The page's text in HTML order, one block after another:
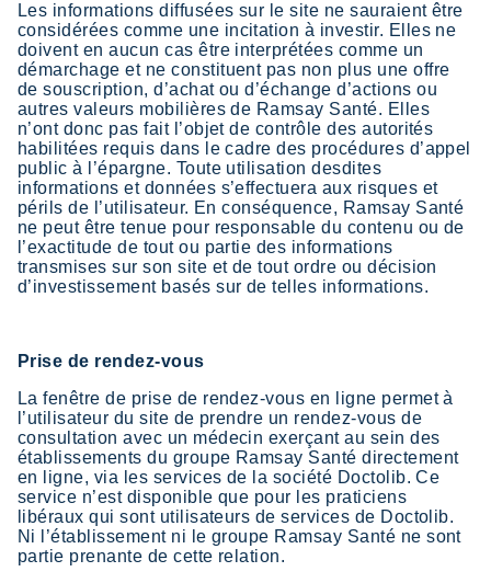
Les informations diffusées sur le site ne sauraient être
considérées comme une incitation à investir. Elles ne
doivent en aucun cas être interprétées comme un
démarchage et ne constituent pas non plus une offre
de souscription, d’achat ou d’échange d’actions ou
autres valeurs mobilières de Ramsay Santé. Elles
n’ont donc pas fait l’objet de contrôle des autorités
habilitées requis dans le cadre des procédures d’appel
public à l’épargne. Toute utilisation desdites
informations et données s’effectuera aux risques et
périls de l’utilisateur. En conséquence, Ramsay Santé
ne peut être tenue pour responsable du contenu ou de
l’exactitude de tout ou partie des informations
transmises sur son site et de tout ordre ou décision
d’investissement basés sur de telles informations.
Prise de rendez-vous
La fenêtre de prise de rendez-vous en ligne permet à
l’utilisateur du site de prendre un rendez-vous de
consultation avec un médecin exerçant au sein des
établissements du groupe Ramsay Santé directement
en ligne, via les services de la société Doctolib. Ce
service n’est disponible que pour les praticiens
libéraux qui sont utilisateurs de services de Doctolib.
Ni l’établissement ni le groupe Ramsay Santé ne sont
partie prenante de cette relation.